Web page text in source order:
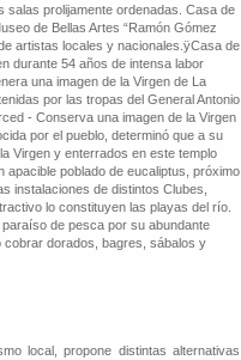
salas prolijamente ordenadas. Casa de
de Bellas Artes “Ramón Gómez
artistas locales y nacionales.ÿCasa de
durante 54 años de intensa labor
una imagen de la Virgen de La
por las tropas del General Antonio
- Conserva una imagen de la Virgen
por el pueblo, determinó que a su
Virgen y enterrados en este templo
poblado de eucaliptus, próximo
instalaciones de distintos Clubes,
lo constituyen las playas del río.
de pesca por su abundante
dorados, bagres, sábalos y
local, propone distintas alternativas